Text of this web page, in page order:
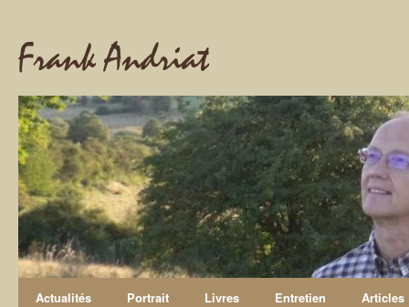
Frank Andriat
Actualités Portrait Livres Entretien Articles